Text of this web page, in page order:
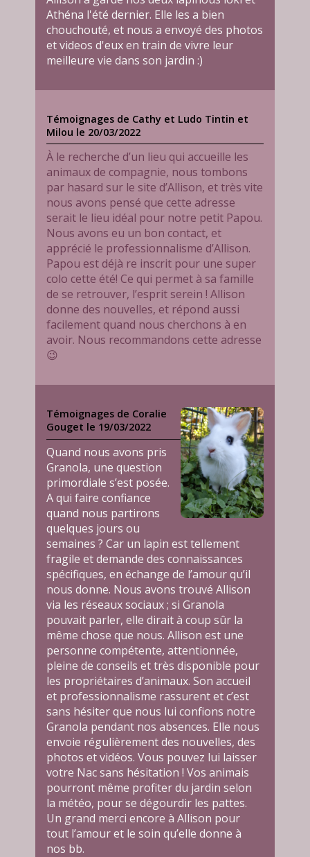
Athéna l'été dernier. Elle les a bien
chouchouté, et nous a envoyé des photos
et videos d'eux en train de vivre leur
meilleure vie dans son jardin :)
Témoignages de Cathy et Ludo Tintin et
Milou le 20/03/2022
À le recherche d’un lieu qui accueille les
animaux de compagnie, nous tombons
par hasard sur le site d’Allison, et très vite
nous avons pensé que cette adresse
serait le lieu idéal pour notre petit Papou.
Nous avons eu un bon contact, et
apprécié le professionnalisme d’Allison.
Papou est déjà re inscrit pour une super
colo cette été! Ce qui permet à sa famille
de se retrouver, l’esprit serein ! Allison
donne des nouvelles, et répond aussi
facilement quand nous cherchons à en
avoir. Nous recommandons cette adresse
😉
Témoignages de Coralie
Gouget le 19/03/2022
Quand nous avons pris
Granola, une question
primordiale s’est posée.
A qui faire confiance
quand nous partirons
quelques jours ou
semaines ? Car un lapin est tellement
fragile et demande des connaissances
spécifiques, en échange de l’amour qu’il
nous donne. Nous avons trouvé Allison
via les réseaux sociaux ; si Granola
pouvait parler, elle dirait à coup sûr la
même chose que nous. Allison est une
personne compétente, attentionnée,
pleine de conseils et très disponible pour
les propriétaires d’animaux. Son accueil
et professionnalisme rassurent et c’est
sans hésiter que nous lui confions notre
Granola pendant nos absences. Elle nous
envoie régulièrement des nouvelles, des
photos et vidéos. Vous pouvez lui laisser
votre Nac sans hésitation ! Vos animais
pourront même profiter du jardin selon
la météo, pour se dégourdir les pattes.
Un grand merci encore à Allison pour
tout l’amour et le soin qu’elle donne à
nos bb.